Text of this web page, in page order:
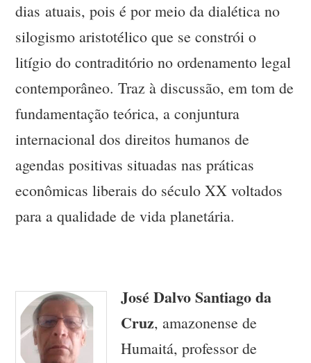
dias atuais, pois é por meio da dialética no
silogismo aristotélico que se constrói o
litígio do contraditório no ordenamento legal
contemporâneo. Traz à discussão, em tom de
fundamentação teórica, a conjuntura
internacional dos direitos humanos de
agendas positivas situadas nas práticas
econômicas liberais do século XX voltados
para a qualidade de vida planetária.
José Dalvo Santiago da
Cruz, amazonense de
Humaitá, professor de